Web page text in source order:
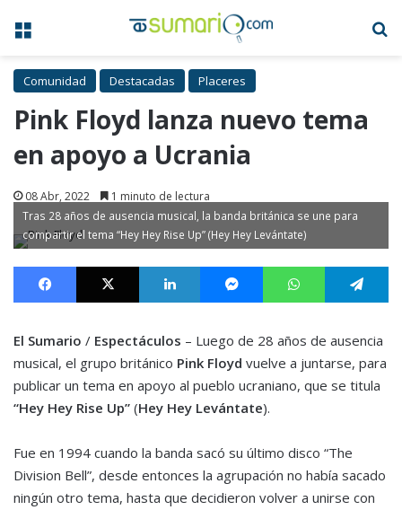
Menú
Comunidad Destacadas Placeres
Pink Floyd lanza nuevo tema
en apoyo a Ucrania
08 Abr, 2022 1 minuto de lectura
Tras 28 años de ausencia musical, la banda británica se une para
compartir el tema “Hey Hey Rise Up” (Hey Hey Levántate)
Facebook X LinkedIn MessengerWhatsApp
El Sumario / Espectáculos – Luego de 28 años de ausencia
musical, el grupo británico Pink Floyd vuelve a juntarse, para
publicar un tema en apoyo al pueblo ucraniano, que se titula
“Hey Hey Rise Up” (Hey Hey Levántate).
Fue en 1994 cuando la banda sacó su último disco “The
Division Bell”, desde entonces la agrupación no había sacado
ningún otro tema, hasta que decidieron volver a unirse con